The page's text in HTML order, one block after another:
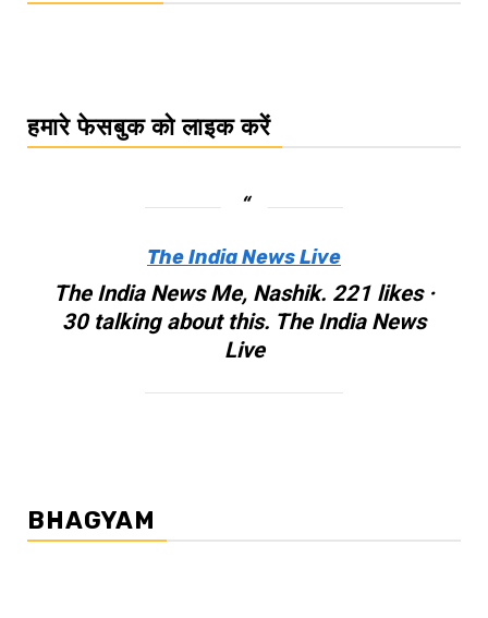
हमारे फेसबुक को लाइक करें
The India News Live
The India News Me, Nashik. 221 likes ·
30 talking about this. The India News
Live
BHAGYAM